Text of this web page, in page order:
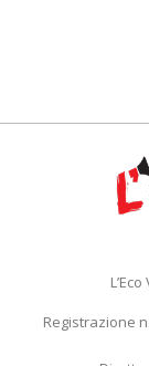
Registrazione